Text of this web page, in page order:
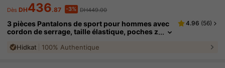
Dès DH436.87 -3% DH449.00
3 pièces Pantalons de sport pour hommes avec
cordon de serrage, taille élastique, poches z
ec surbrillance NÉON, pour le printemps et l'aut
4.96 (56)
Hidkat 100% Authentique